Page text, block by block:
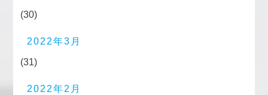
(30)
2022年3月
(31)
2022年2月